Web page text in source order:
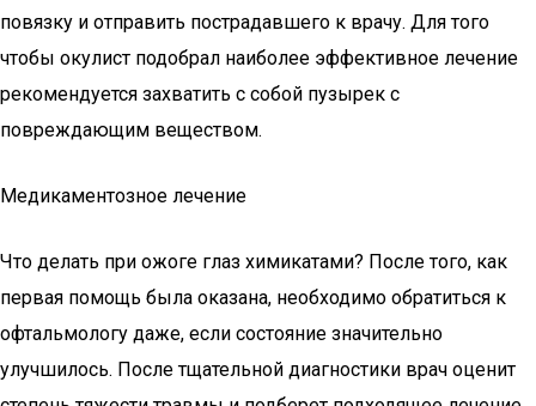
повязку и отправить пострадавшего к врачу. Для того
чтобы окулист подобрал наиболее эффективное лечение
рекомендуется захватить с собой пузырек с
повреждающим веществом.
Медикаментозное лечение
Что делать при ожоге глаз химикатами? После того, как
первая помощь была оказана, необходимо обратиться к
офтальмологу даже, если состояние значительно
улучшилось. После тщательной диагностики врач оценит